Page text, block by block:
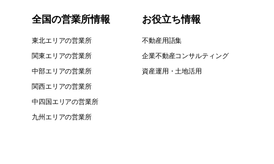
全国の営業所情報
東北エリアの営業所
関東エリアの営業所
中部エリアの営業所
関西エリアの営業所
中四国エリアの営業所
九州エリアの営業所
お役立ち情報
不動産用語集
企業不動産コンサルティング
資産運用・土地活用